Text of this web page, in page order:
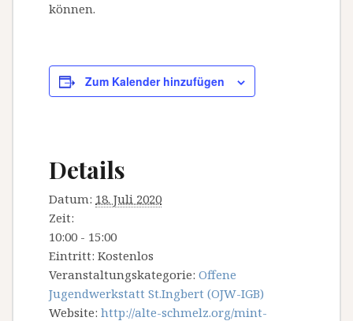
können.
Zum Kalender hinzufügen
Details
Datum: 18. Juli 2020
Zeit:
10:00 - 15:00
Eintritt: Kostenlos
Veranstaltungskategorie: Offene
Jugendwerkstatt St.Ingbert (OJW-IGB)
Website: http://alte-schmelz.org/mint-